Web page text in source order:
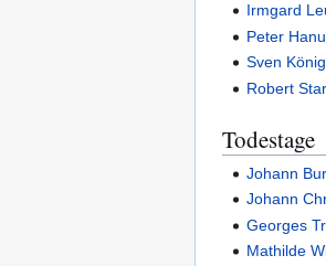
Irmgard
Peter
Sven König
Robert
Todestage
Johann
Johann
Georges
Mathilde